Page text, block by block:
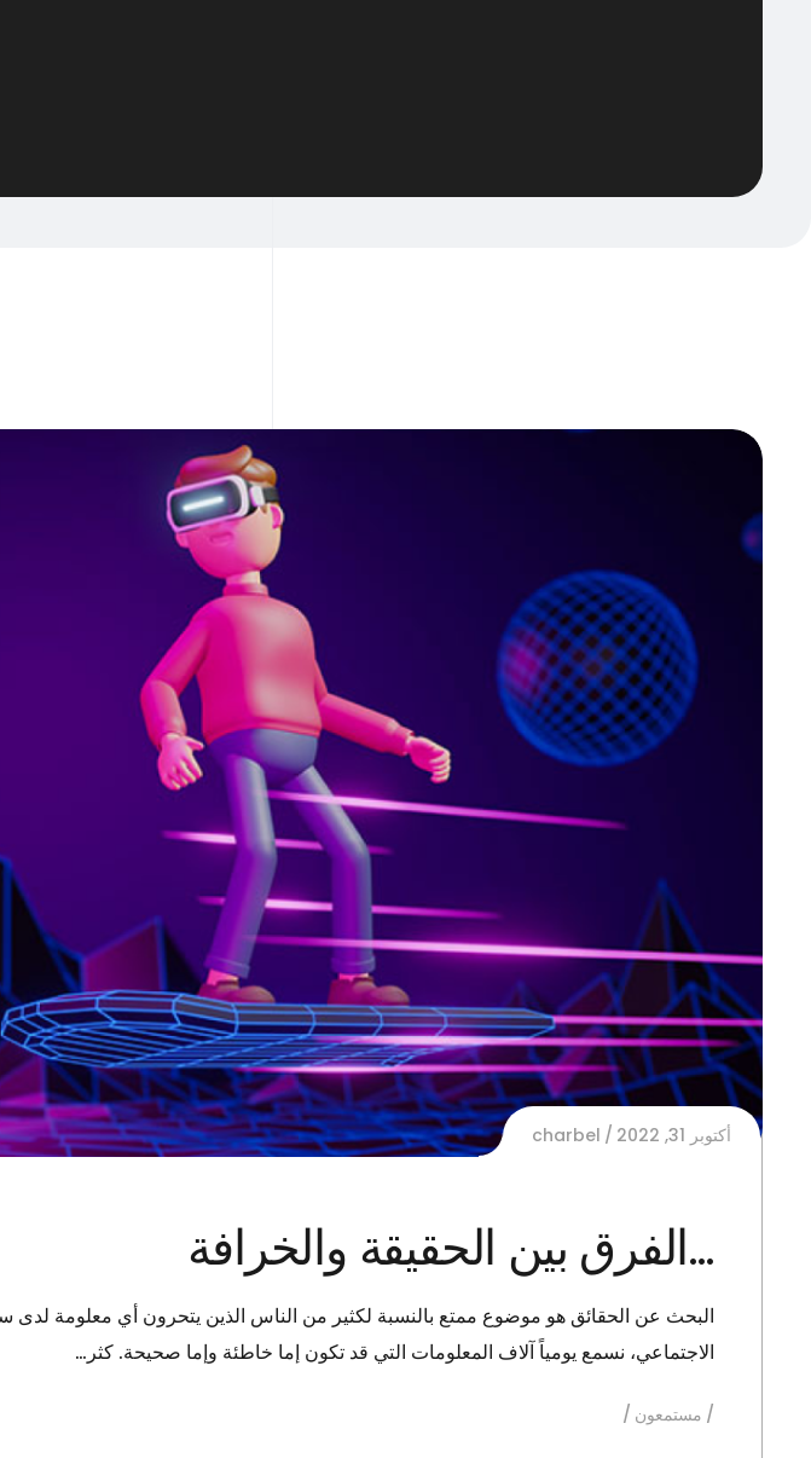
أكتوبر 31, 2022 charbel
…الفرق بين الحقيقة والخرافة
البحث عن الحقائق هو موضوع ممتع بالنسبة لكثير من الناس الذين يتحرون أي معلومة لدى
الاجتماعي، نسمع يومياً آلاف المعلومات التي قد تكون إما خاطئة وإما صحيحة. كثر…
مستمعون